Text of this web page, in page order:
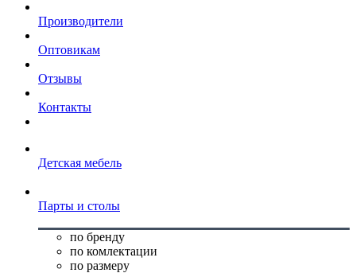
Производители
Оптовикам
Отзывы
Контакты
Детская мебель
Парты и столы
по бренду
по комлектации
по размеру